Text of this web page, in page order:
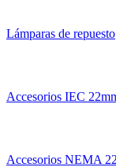
Lámparas de repuesto
Accesorios IEC
Accesorios NEMA